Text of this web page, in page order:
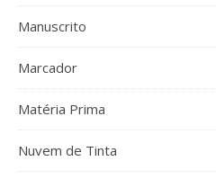
Manuscrito
Marcador
Matéria Prima
Nuvem de Tinta